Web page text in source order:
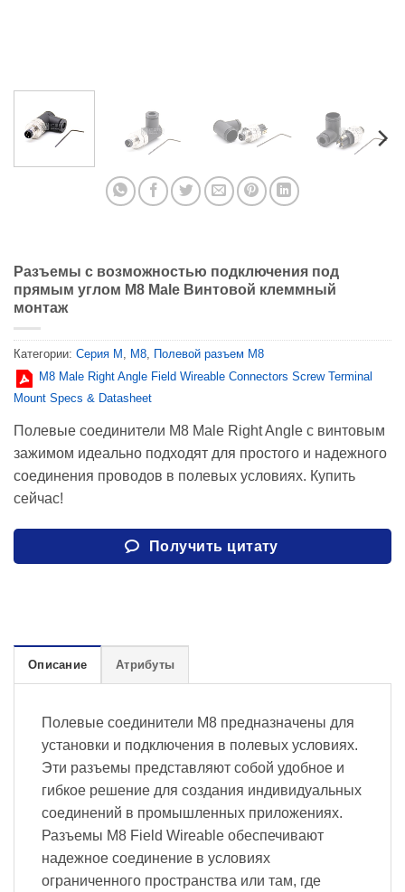
Разъемы с возможностью подключения под
прямым углом M8 Male Винтовой клеммный
монтаж
Категории: Серия М , M8, Полевой разъем M8
M8 Male Right Angle Field Wireable Connectors Screw Terminal
Mount Specs & Datasheet
Полевые соединители M8 Male Right Angle с винтовым
зажимом идеально подходят для простого и надежного
соединения проводов в полевых условиях. Купить
сейчас!
Получить цитату
Описание Атрибуты
Полевые соединители M8 предназначены для
установки и подключения в полевых условиях.
Эти разъемы представляют собой удобное и
гибкое решение для создания индивидуальных
соединений в промышленных приложениях.
Разъемы M8 Field Wireable обеспечивают
надежное соединение в условиях
ограниченного пространства или там, где